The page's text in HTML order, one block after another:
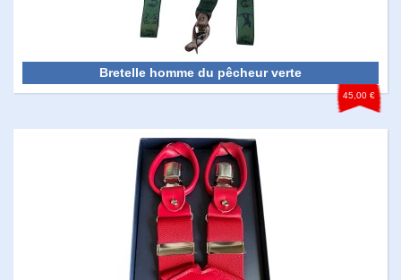
Bretelle homme du pêcheur verte
45,00 €